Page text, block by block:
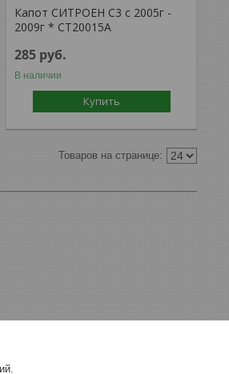
Капот СИТРОЕН С3 с 2005г -
2009г * CT20015A
285 руб.
В наличии
Купить